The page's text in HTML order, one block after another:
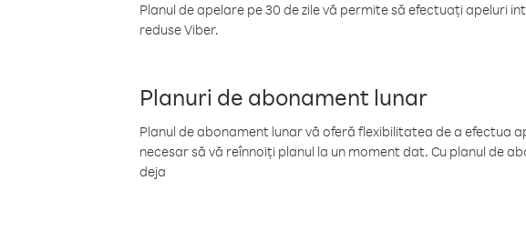
Planul de apelare pe 30 de zile vă permite să efectuați apeluri
reduse Viber.
Planuri de abonament lunar
Planul de abonament lunar vă oferă flexibilitatea de a efectua
necesar să vă reînnoiți planul la un moment dat. Cu planul de
deja